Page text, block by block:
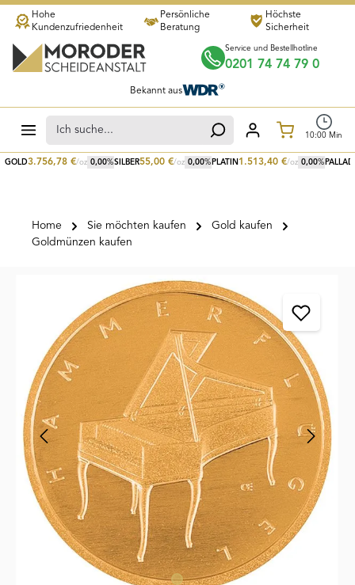
Zum Hauptinhalt springen
GOLD3.756,78 €/oz 0,00%SILBER55,00 €/oz 0,00% PLATIN 1.513,40 €/oz 0,00%
Hohe
Kundenzufriedenheit
Persönliche
Beratung
Höchste
Sicherheit
Service und Bestellhotline
0201 74 74 79 0
Bekannt aus
10:00 Min
Home Sie möchten kaufen
Gold kaufen
Goldmünzen kaufen
Bildergalerie überspringen